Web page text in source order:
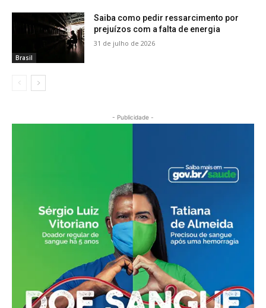
Brasil
Saiba como pedir ressarcimento por
prejuízos com a falta de energia
31 de julho de 2026
- Publicidade -